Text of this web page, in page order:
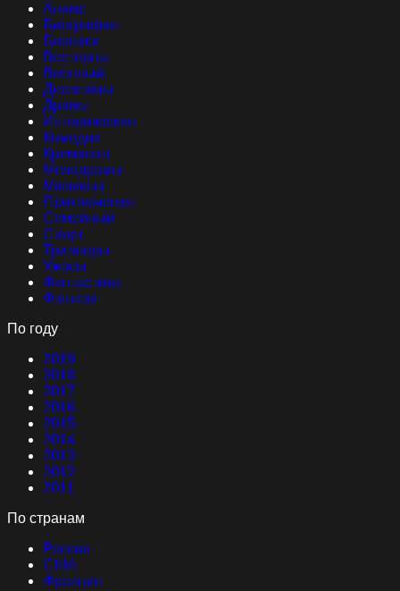
Аниме
Биография
Боевики
Вестерны
Военный
Детективы
Драмы
Исторические
Комедии
Криминал
Мелодрамы
Мюзиклы
Приключения
Семейный
Спорт
Триллеры
Ужасы
Фантастика
Фэнтези
По году
2019
2018
2017
2016
2015
2014
2013
2012
2011
По странам
Россия
США
Франция